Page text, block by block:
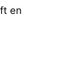
en